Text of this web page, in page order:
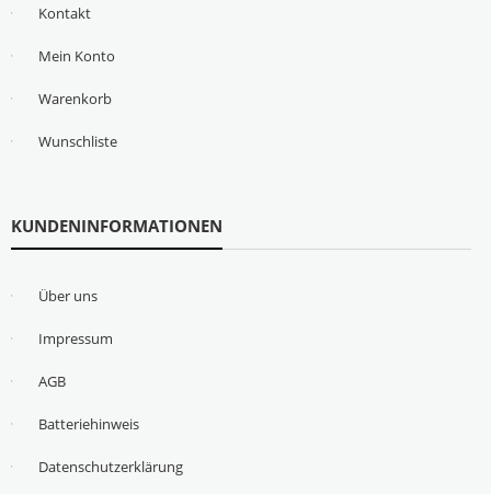
Kontakt
Mein Konto
Warenkorb
Wunschliste
KUNDENINFORMATIONEN
Über uns
Impressum
AGB
Batteriehinweis
Datenschutzerklärung